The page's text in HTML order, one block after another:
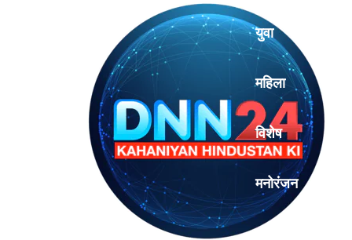
युवा
महिला
विशेष
मनोरंजन